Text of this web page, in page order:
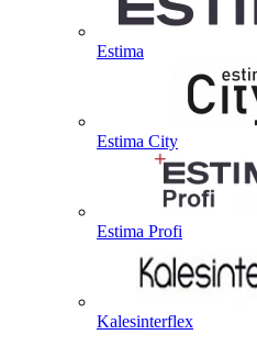
Estima
Estima City
Estima Profi
Kalesinterflex